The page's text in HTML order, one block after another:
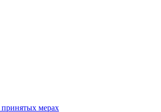
мерах